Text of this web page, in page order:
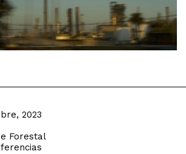
2023
Forestal